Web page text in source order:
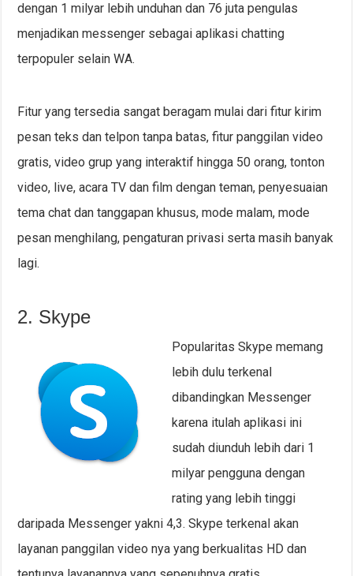
dengan 1 milyar lebih unduhan dan 76 juta pengulas
menjadikan messenger sebagai aplikasi chatting
terpopuler selain WA.
Fitur yang tersedia sangat beragam mulai dari fitur kirim
pesan teks dan telpon tanpa batas, fitur panggilan video
gratis, video grup yang interaktif hingga 50 orang, tonton
video, live, acara TV dan film dengan teman, penyesuaian
tema chat dan tanggapan khusus, mode malam, mode
pesan menghilang, pengaturan privasi serta masih banyak
lagi.
2. Skype
Popularitas Skype memang
lebih dulu terkenal
dibandingkan Messenger
karena itulah aplikasi ini
sudah diunduh lebih dari 1
milyar pengguna dengan
rating yang lebih tinggi
daripada Messenger yakni 4,3. Skype terkenal akan
layanan panggilan video nya yang berkualitas HD dan